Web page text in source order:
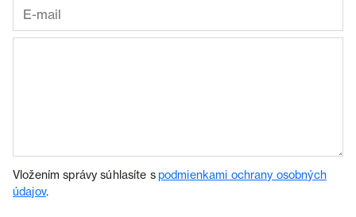
Vložením správy súhlasíte spodmienkami ochrany osobných
údajov.